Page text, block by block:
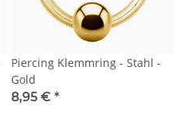
Piercing Klemmring - Stahl -
Gold
8,95 € *